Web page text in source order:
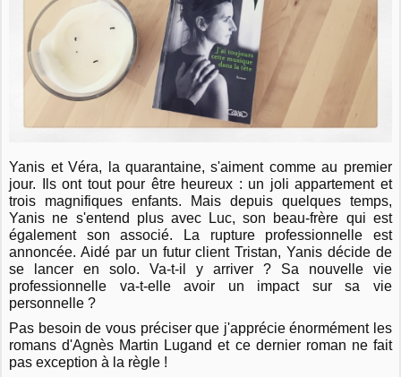
Yanis et Véra, la quarantaine, s'aiment comme au premier
jour. Ils ont tout pour être heureux : un joli appartement et
trois magnifiques enfants. Mais depuis quelques temps,
Yanis ne s'entend plus avec Luc, son beau-frère qui est
également son associé. La rupture professionnelle est
annoncée. Aidé par un futur client Tristan, Yanis décide de
se lancer en solo. Va-t-il y arriver ? Sa nouvelle vie
professionnelle va-t-elle avoir un impact sur sa vie
personnelle ?
Pas besoin de vous préciser que j'apprécie énormément les
romans d'Agnès Martin Lugand et ce dernier roman ne fait
pas exception à la règle !